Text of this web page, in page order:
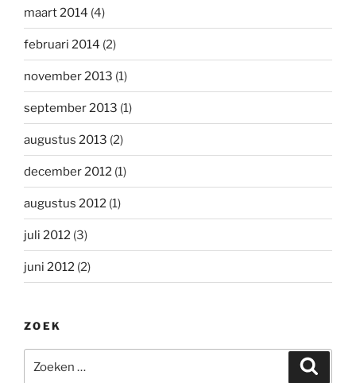
maart 2014 (4)
februari 2014 (2)
november 2013 (1)
september 2013 (1)
augustus 2013 (2)
december 2012 (1)
augustus 2012 (1)
juli 2012 (3)
juni 2012 (2)
ZOEK
naar: